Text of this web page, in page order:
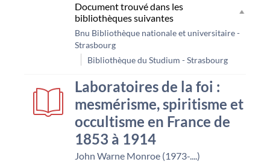
Document trouvé dans les
bibliothèques suivantes
Bnu Bibliothèque nationale et universitaire -
Strasbourg
Bibliothèque du Studium - Strasbourg
Laboratoires de la foi :
mesmérisme, spiritisme et
occultisme en France de
1853 à 1914
John Warne Monroe (1973-....)